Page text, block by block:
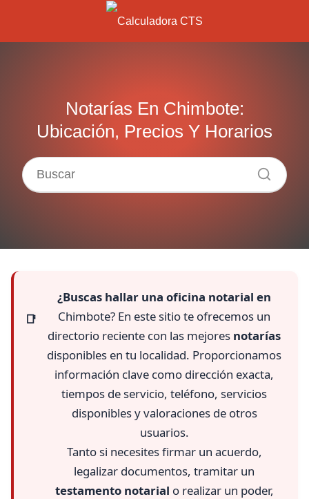
Notarías En Chimbote:
Ubicación, Precios Y Horarios
¿Buscas hallar una oficina notarial en
Chimbote? En este sitio te ofrecemos un
directorio reciente con las mejores notarías
disponibles en tu localidad. Proporcionamos
información clave como dirección exacta,
tiempos de servicio, teléfono, servicios
disponibles y valoraciones de otros
usuarios.
Tanto si necesites firmar un acuerdo,
legalizar documentos, tramitar un
testamento notarial o realizar un poder,